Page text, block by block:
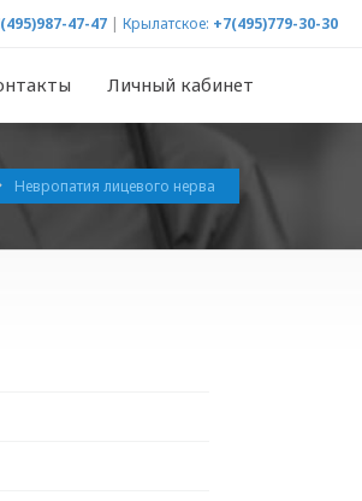
47-47 | Крылатское: +7(495)779-30-30
Личный кабинет
Невропатия лицевого нерва